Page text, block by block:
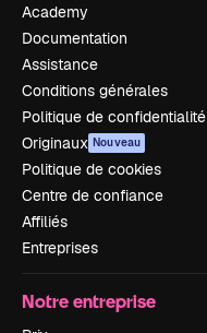
Academy
Documentation
Assistance
Conditions générales
Politique de confidentialité
Originaux Nouveau
Politique de cookies
Centre de confiance
Affiliés
Entreprises
Notre entreprise